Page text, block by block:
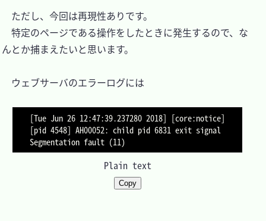
ただし、今回は再現性ありです。
特定のページである操作をしたときに発生するので、な
んとか捕まえたいと思います。
ウェブサーバのエラーログには
[Tue Jun 26 12:47:39.237280 2018] [core:notice]
[pid 4548] AH00052: child pid 6831 exit signal
Plain text
Copy